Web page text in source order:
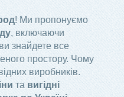
! Ми пропонуємо
, включаючи
знайдете все
простору. Чому
виробників.
та вигідні